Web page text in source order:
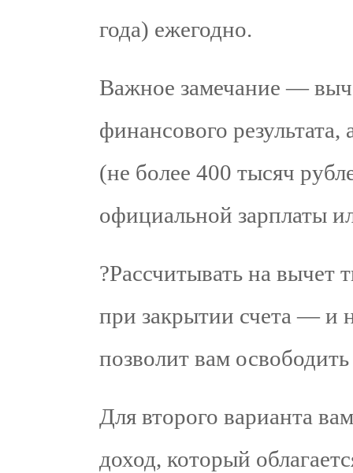
года) ежегодно.
Важное замечание —
финансового
(не более 400 тысяч
официальной зарплаты
?️Рассчитывать на
при закрытии счета — и
позволит вам
Для второго варианта
доход, который